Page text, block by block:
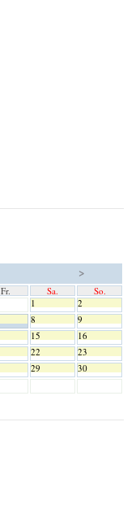
>
Fr. Sa.
So.
1
2
8
9
15
16
22
23
29
30